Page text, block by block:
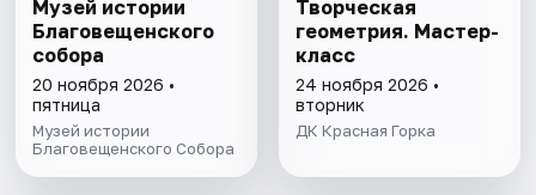
Музей истории
Благовещенского
собора
20 ноября 2026 •
пятница
Музей истории
Благовещенского Собора
Творческая
геометрия. Мастер-
класс
24 ноября 2026 •
вторник
ДК Красная Горка